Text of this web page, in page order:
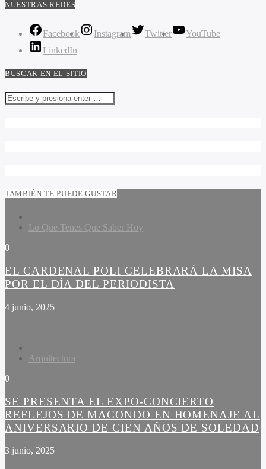
NUESTRAS REDES
Facebook Instagram Twitter
YouTube
LinkedIn
BUSCAR EN EL SITIO
TAMBIÉN TE PUEDE GUSTAR
Lo Que Tenes Que Saber Hoy
0
EL CARDENAL POLI CELEBRARÁ LA MISA
POR EL DÍA DEL PERIODISTA
4 junio, 2025
Arquitectura
0
SE PRESENTA EL EXPO-CONCIERTO
REFLEJOS DE MACONDO EN HOMENAJE AL
ANIVERSARIO DE CIEN AÑOS DE SOLEDAD
3 junio, 2025